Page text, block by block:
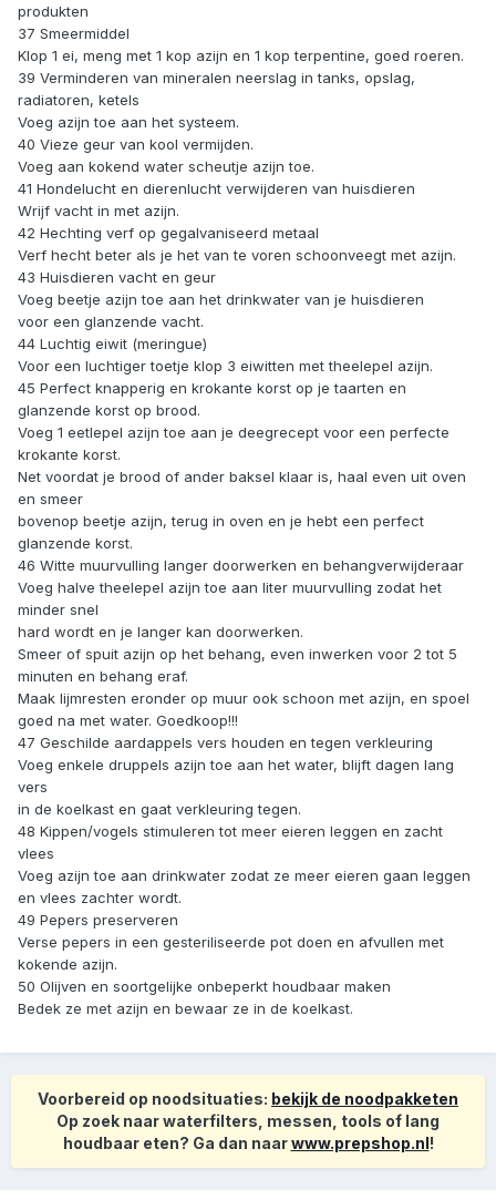
produkten
37 Smeermiddel
Klop 1 ei, meng met 1 kop azijn en 1 kop terpentine, goed roeren.
39 Verminderen van mineralen neerslag in tanks, opslag,
radiatoren, ketels
Voeg azijn toe aan het systeem.
40 Vieze geur van kool vermijden.
Voeg aan kokend water scheutje azijn toe.
41 Hondelucht en dierenlucht verwijderen van huisdieren
Wrijf vacht in met azijn.
42 Hechting verf op gegalvaniseerd metaal
Verf hecht beter als je het van te voren schoonveegt met azijn.
43 Huisdieren vacht en geur
Voeg beetje azijn toe aan het drinkwater van je huisdieren
voor een glanzende vacht.
44 Luchtig eiwit (meringue)
Voor een luchtiger toetje klop 3 eiwitten met theelepel azijn.
45 Perfect knapperig en krokante korst op je taarten en
glanzende korst op brood.
Voeg 1 eetlepel azijn toe aan je deegrecept voor een perfecte
krokante korst.
Net voordat je brood of ander baksel klaar is, haal even uit oven
en smeer
bovenop beetje azijn, terug in oven en je hebt een perfect
glanzende korst.
46 Witte muurvulling langer doorwerken en behangverwijderaar
Voeg halve theelepel azijn toe aan liter muurvulling zodat het
minder snel
hard wordt en je langer kan doorwerken.
Smeer of spuit azijn op het behang, even inwerken voor 2 tot 5
minuten en behang eraf.
Maak lijmresten eronder op muur ook schoon met azijn, en spoel
goed na met water. Goedkoop!!!
47 Geschilde aardappels vers houden en tegen verkleuring
Voeg enkele druppels azijn toe aan het water, blijft dagen lang
vers
in de koelkast en gaat verkleuring tegen.
48 Kippen/vogels stimuleren tot meer eieren leggen en zacht
vlees
Voeg azijn toe aan drinkwater zodat ze meer eieren gaan leggen
en vlees zachter wordt.
49 Pepers preserveren
Verse pepers in een gesteriliseerde pot doen en afvullen met
kokende azijn.
50 Olijven en soortgelijke onbeperkt houdbaar maken
Bedek ze met azijn en bewaar ze in de koelkast.
Voorbereid op noodsituaties: bekijk de noodpakketen
Op zoek naar waterfilters, messen, tools of lang
houdbaar eten? Ga dan naarwww.prepshop.nl!